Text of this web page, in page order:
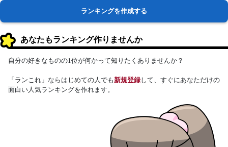
ランキングを作成する
あなたもランキング作りませんか
自分の好きなものの1位が何かって知りたくありませんか？
「ランこれ」ならはじめての人でも新規登録して、すぐにあなただけの
面白い人気ランキングを作れます。